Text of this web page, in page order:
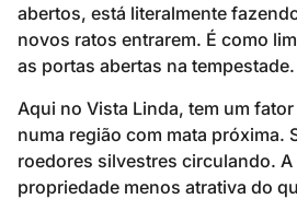
abertos, está literalmente
novos ratos entrarem. É como
as portas abertas na tempestade.
Aqui no Vista Linda, tem um
numa região com mata próxima.
roedores silvestres circulando.
propriedade menos atrativa do